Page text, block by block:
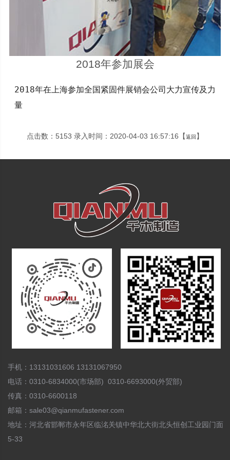
2018年参加展会
2018年在上海参加全国紧固件展销会公司大力宣传及力
量
点击数：5153 录入时间：2020-04-03 16:57:16【返回 】
手机：13131031606 13131067950
电话：0310-6834000(市场部) 0310-6693000(外贸部)
传真：0310-6600118
邮箱：sale03@qianmufastener.com
地址：河北省邯郸市永年区临洺关镇中华北大街北头恒创工业园门面
5-33